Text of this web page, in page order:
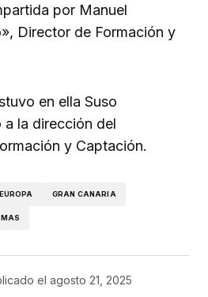
por Manuel
Director de Formación y
en ella Suso
a la dirección del
y Captación.
EUROPA GRAN CANARIA
el agosto 21, 2025